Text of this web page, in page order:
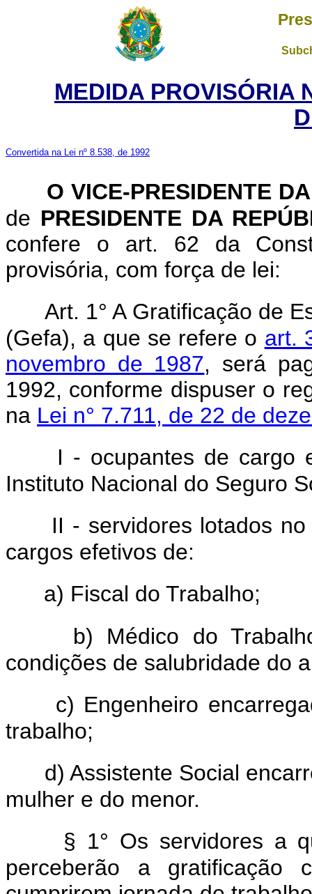
MEDIDA PROVISÓRIA
Convertida na Lei nº 8.538, de 1992
O VICE-PRESIDENTE
de PRESIDENTE DA
confere o art. 62 da
provisória, com força de lei:
Art. 1° A Gratificação de
(Gefa), a que se refere o art.
novembro de 1987, será
1992, conforme dispuser o
na Lei n° 7.711, de 22 de
I - ocupantes de cargo
Instituto Nacional do Seguro
II - servidores lotados
cargos efetivos de:
a) Fiscal do Trabalho;
b) Médico do
condições de salubridade do
c) Engenheiro
trabalho;
d) Assistente Social
mulher e do menor.
§ 1° Os servidores a
perceberão a